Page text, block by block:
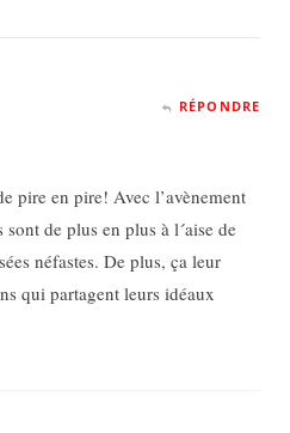
RÉPONDRE
pire en pire! Avec l’avènement
de plus en plus à l´aise de
néfastes. De plus, ça leur
qui partagent leurs idéaux